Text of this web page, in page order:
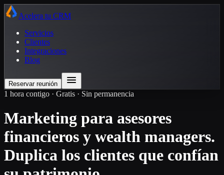
Acelera tu CRM
Servicios
Clientes
Integraciones
Blog
Reservar reunión
1 hora contigo · Gratis · Sin permanencia
Marketing para asesores
financieros y wealth managers.
Duplica los clientes que confían